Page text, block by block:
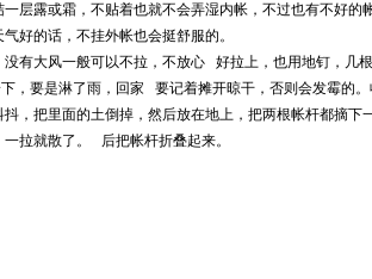
层露或霜，不贴着也就不会弄湿内帐，不过也有不好的
好的话，不挂外帐也会挺舒服的。
有大风一般可以不拉，不放心 好拉上，也用地钉，几
，要是淋了雨，回家 要记着摊开晾干，否则会发霉的
，把里面的土倒掉，然后放在地上，把两根帐杆都摘下
拉就散了。 后把帐杆折叠起来。